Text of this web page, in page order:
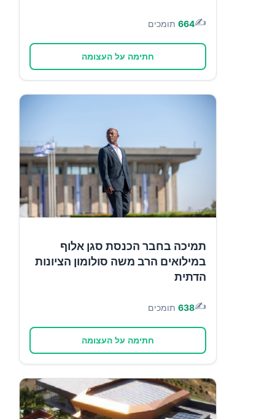
✍️
664 תומכים
חתימה על העצומה
תמיכה בחבר הכנסת סגן אלוף
במילואים הרב משה סולומון הציונות
הדתית
✍️
638 תומכים
חתימה על העצומה